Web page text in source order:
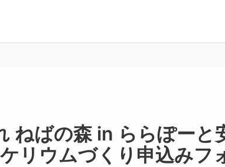
ねばの森 in ららぽーと
リウムづくり申込みフ